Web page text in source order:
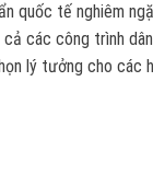
quốc tế nghiêm
các công trình
lý tưởng cho các